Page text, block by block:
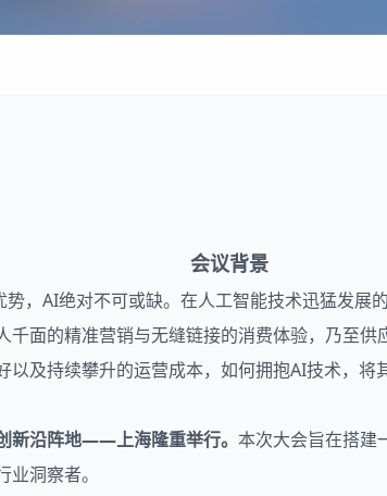
会议背景
AI绝对不可或缺。在人工智能技术迅猛发展
面的精准营销与无缝链接的消费体验，乃至供
持续攀升的运营成本，如何拥抱AI技术，将
新沿阵地——上海隆重举行。 本次大会旨在搭建
洞察者。